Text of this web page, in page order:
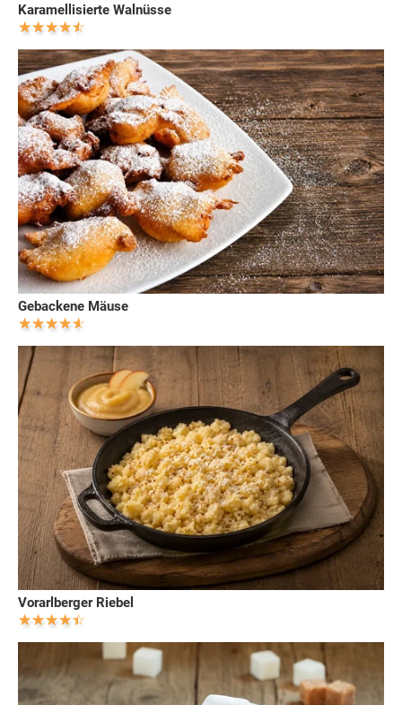
Karamellisierte Walnüsse
Gebackene Mäuse
Vorarlberger Riebel